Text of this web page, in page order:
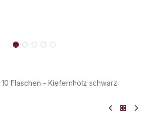
Flaschen - Kiefernholz schwarz